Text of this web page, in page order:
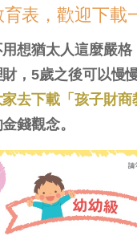
表，歡迎下載
想猶太人這麼嚴格
，5歲之後可以慢
去下載「孩子財商
錢觀念。